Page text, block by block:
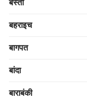
बस्ती
बहराइच
बागपत
बांदा
बाराबंकी